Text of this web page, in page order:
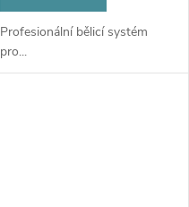
Profesionální bělicí systém
pro...